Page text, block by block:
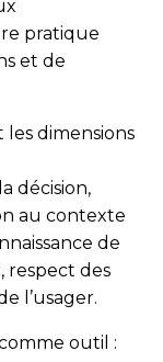
pratique
et de
dimensions
décision,
au contexte
de
respect des
l’usager.
outil :